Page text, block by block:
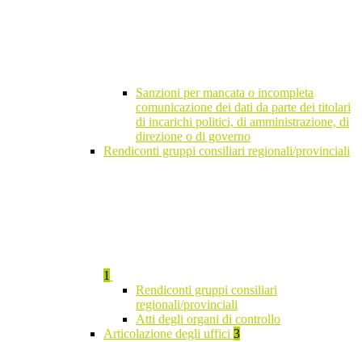
Sanzioni per mancata o incompleta
comunicazione dei dati da parte dei titolari
di incarichi politici, di amministrazione, di
direzione o di governo
Rendiconti gruppi consiliari regionali/provinciali
1
Rendiconti gruppi consiliari
regionali/provinciali
Atti degli organi di controllo
Articolazione degli uffici 3